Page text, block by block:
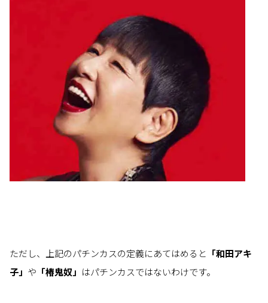
ただし、上記のパチンカスの定義にあてはめると 「和田アキ
子」 や 「椿鬼奴」 はパチンカスではないわけです。